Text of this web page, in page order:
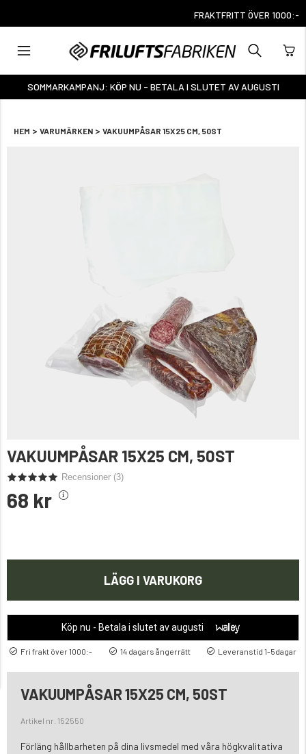
FRAKTFRITT ÖVER 1000:-
SOMMARKAMPANJ: KÖP NU - BETALA I SLUTET AV AUGUSTI
HEM > VARUMÄRKEN > VAKUUMPÅSAR 15X25 CM, 50ST
VAKUUMPÅSAR 15X25 CM, 50ST
Recensioner (3)
68 kr
LÄGG I VARUKORG
Köp nu - Betala i slutet av augusti
Fri frakt över 1000:- 14 dagars ångerrätt Leveranstid 1-5dagar
VAKUUMPÅSAR 15X25 CM, 50ST
Artikel nr. 152550
Förläng hållbarheten på dina livsmedel med våra högkvalitativa